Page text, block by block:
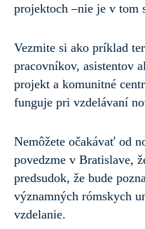
projektoch –nie je v tom
Vezmite si ako príklad
pracovníkov, asistentov
projekt a komunitné
funguje pri vzdelávaní
Nemôžete očakávať od
povedzme v Bratislave,
predsudok, že bude
významných rómskych
vzdelanie.